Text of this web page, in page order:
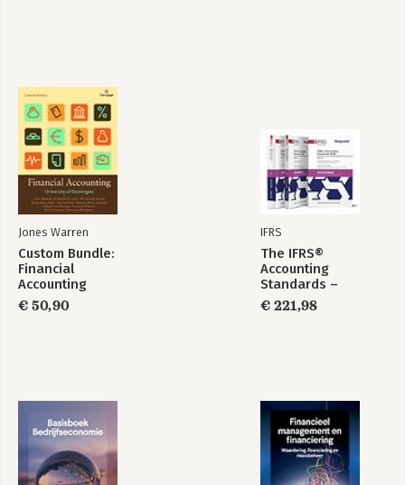
Jones Warren
Custom Bundle:
Financial
Accounting
€ 50,90
IFRS
The IFRS®
Accounting
Standards –
Required Annotated
1 January 2026
€ 221,98